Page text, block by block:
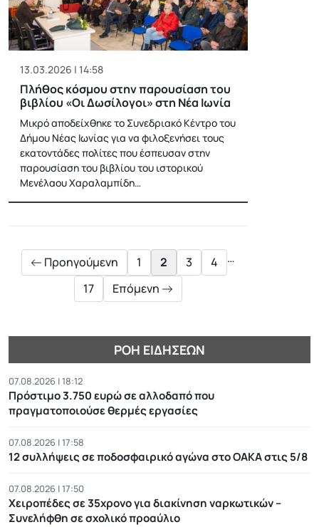
13.03.2026 | 14:58
Πλήθος κόσμου στην παρουσίαση του
βιβλίου «Οι Δωσίλογοι» στη Νέα Ιωνία
Μικρό αποδείχθηκε το Συνεδριακό Κέντρο του
Δήμου Νέας Ιωνίας για να φιλοξενήσει τους
εκατοντάδες πολίτες που έσπευσαν στην
παρουσίαση του βιβλίου του ιστορικού
Μενέλαου Χαραλαμπίδη…
Προηγούμενη 1 2 3 4
…
17
Επόμενη
ΡΟΉ ΕΙΔΉΣΕΩΝ
07.08.2026 | 18:12
Πρόστιμο 3.750 ευρώ σε αλλοδαπό που
πραγματοποιούσε θερμές εργασίες
07.08.2026 | 17:58
12 συλλήψεις σε ποδοσφαιρικό αγώνα στο ΟΑΚΑ στις 5/8
07.08.2026 | 17:50
Χειροπέδες σε 35χρονο για διακίνηση ναρκωτικών –
Συνελήφθη σε σχολικό προαύλιο